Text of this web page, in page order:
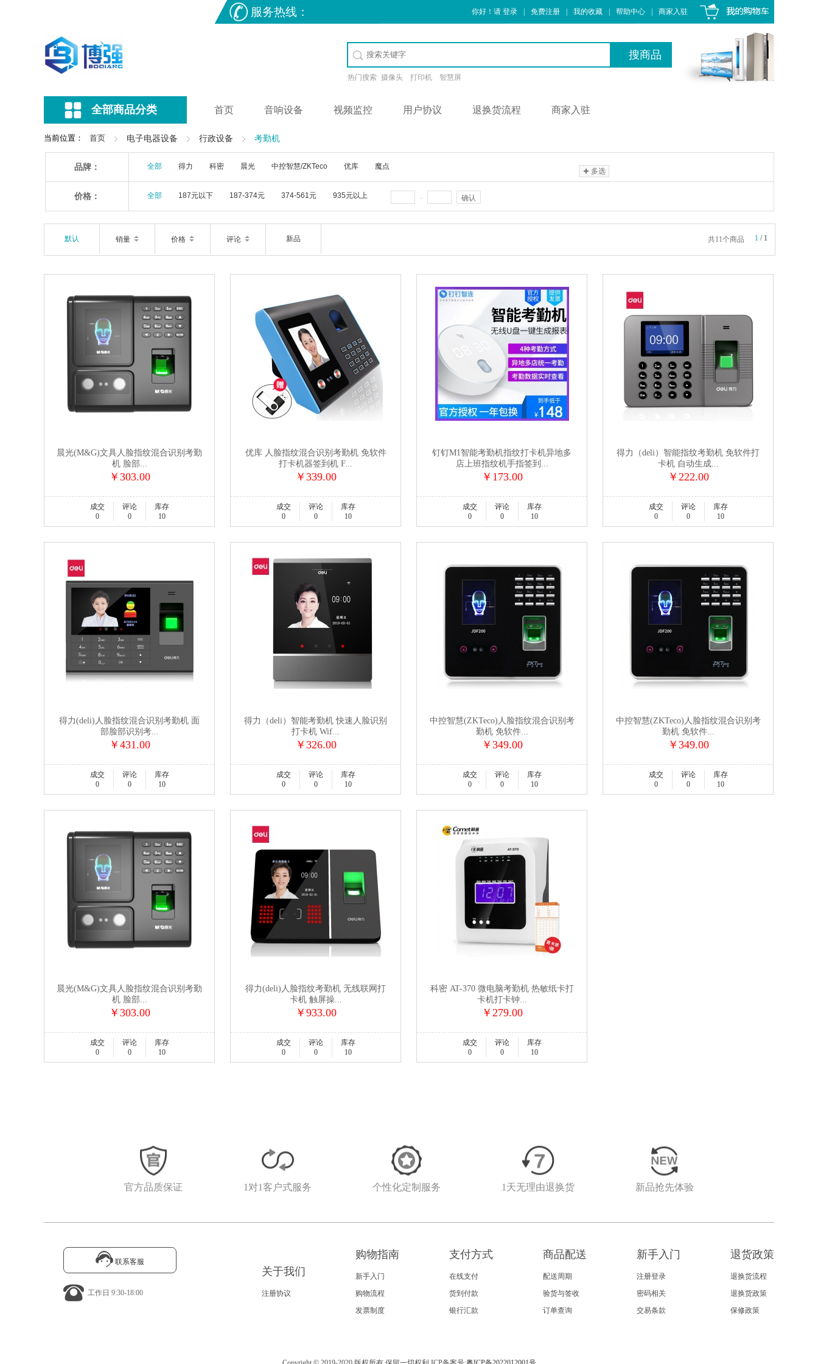
服务热线： 你好！请 登录 免费注册 我的收藏 帮助中心 商家入驻
热门搜索 摄像头 打印机 智慧屏
全部商品分类 首页 音响设备 视频监控 用户协议 退换货流程 商家入驻
当前位置： 首页 电子电器设备 行政设备 考勤机
品牌： 全部 得力 科密 晨光 中控智慧/ZKTeco 优库 魔点
多选
价格： 全部 187元以下 187-374元 374-561元 935元以上 - 确认
默认 销量 价格 评论 新品 共11个商品 1 / 1
晨光(M&G)文具人脸指纹混合识别考勤
机 脸部...
￥303.00
成交
0
评论
0
库存
10
优库 人脸指纹混合识别考勤机 免软件
打卡机器签到机 F...
￥339.00
成交
0
评论
0
库存
10
钉钉M1智能考勤机指纹打卡机异地多
店上班指纹机手指签到...
￥173.00
成交
0
评论
0
库存
10
得力（deli）智能指纹考勤机 免软件打
卡机 自动生成...
￥222.00
成交
0
评论
0
库存
10
得力(deli)人脸指纹混合识别考勤机 面
部脸部识别考...
￥431.00
成交
0
评论
0
库存
10
得力（deli）智能考勤机 快速人脸识别
打卡机 Wif...
￥326.00
成交
0
评论
0
库存
10
中控智慧(ZKTeco)人脸指纹混合识别考
勤机 免软件...
￥349.00
成交
0
评论
0
库存
10
中控智慧(ZKTeco)人脸指纹混合识别考
勤机 免软件...
￥349.00
成交
0
评论
0
库存
10
晨光(M&G)文具人脸指纹混合识别考勤
机 脸部...
￥303.00
成交
0
评论
0
库存
10
得力(deli)人脸指纹考勤机 无线联网打
卡机 触屏操...
￥933.00
成交
0
评论
0
库存
10
科密 AT-370 微电脑考勤机 热敏纸卡打
卡机打卡钟...
￥279.00
成交
0
评论
0
库存
10
官方品质保证 1对1客户式服务 个性化定制服务 1天无理由退换货 新品抢先体验
联系客服
工作日 9:30-18:00
关于我们
注册协议
购物指南
新手入门
购物流程
发票制度
支付方式
在线支付
货到付款
银行汇款
商品配送
配送周期
验货与签收
订单查询
新手入门
注册登录
密码相关
交易条款
退货政策
退换货流程
退换货政策
保修政策